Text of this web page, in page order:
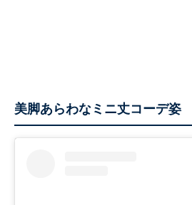
美脚あらわなミニ丈コーデ姿